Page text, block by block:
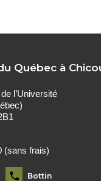
Québec à
l’Université
(sans frais)
Bottin